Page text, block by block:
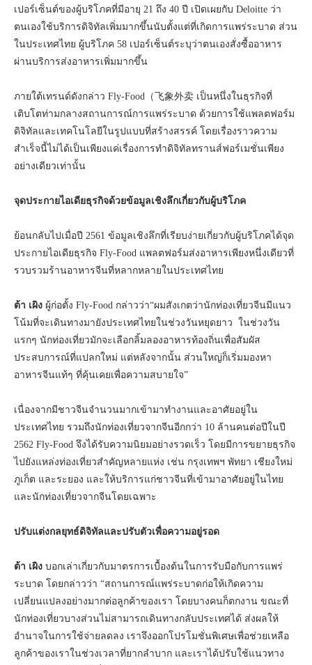
เปอร์เซ็นต์ของผู้บริโภคที่มีอายุ 21 ถึง 40 ปี เปิดเผยกับ Deloitte ว่า
ตนเองใช้บริการดิจิทัลเพิ่มมากขึ้นนับตั้งแต่ที่เกิดการแพร่ระบาด ส่วน
ในประเทศไทย ผู้บริโภค 58 เปอร์เซ็นต์ระบุว่าตนเองสั่งซื้ออาหาร
ผ่านบริการส่งอาหารเพิ่มมากขึ้น
ภายใต้เทรนด์ดังกล่าว Fly-Food（飞象外卖 เป็นหนึ่งในธุรกิจที่
เติบโตท่ามกลางสถานการณ์การแพร่ระบาด ด้วยการใช้แพลตฟอร์ม
ดิจิทัลและเทคโนโลยีในรูปแบบที่สร้างสรรค์ โดยเรื่องราวความ
สำเร็จนี้ไม่ได้เป็นเพียงแค่เรื่องการทำดิจิทัลทรานส์ฟอร์เมชั่นเพียง
อย่างเดียวเท่านั้น
จุดประกายไอเดียธุรกิจด้วยข้อมูลเชิงลึกเกี่ยวกับผู้บริโภค
ย้อนกลับไปเมื่อปี 2561 ข้อมูลเชิงลึกที่เรียบง่ายเกี่ยวกับผู้บริโภคได้จุด
ประกายไอเดียธุรกิจ Fly-Food แพลตฟอร์มส่งอาหารเพียงหนึ่งเดียวที่
รวบรวมร้านอาหารจีนที่หลากหลายในประเทศไทย
ต้า เผิง ผู้ก่อตั้ง Fly-Food กล่าวว่า“ผมสังเกตว่านักท่องเที่ยวจีนมีแนว
โน้มที่จะเดินทางมายังประเทศไทยในช่วงวันหยุดยาว ในช่วงวัน
แรกๆ นักท่องเที่ยวมักจะเลือกลิ้มลองอาหารท้องถิ่นเพื่อสัมผัส
ประสบการณ์ที่แปลกใหม่ แต่หลังจากนั้น ส่วนใหญ่ก็เริ่มมองหา
อาหารจีนแท้ๆ ที่คุ้นเคยเพื่อความสบายใจ”
เนื่องจากมีชาวจีนจำนวนมากเข้ามาทำงานและอาศัยอยู่ใน
ประเทศไทย รวมถึงนักท่องเที่ยวจากจีนอีกกว่า 10 ล้านคนต่อปีในปี
2562 Fly-Food จึงได้รับความนิยมอย่างรวดเร็ว โดยมีการขยายธุรกิจ
ไปยังแหล่งท่องเที่ยวสำคัญหลายแห่ง เช่น กรุงเทพฯ พัทยา เชียงใหม่
ภูเก็ต และระยอง และให้บริการแก่ชาวจีนที่เข้ามาอาศัยอยู่ในไทย
และนักท่องเที่ยวจากจีนโดยเฉพาะ
ปรับแต่งกลยุทธ์ดิจิทัลและปรับตัวเพื่อความอยู่รอด
ต้า เผิง บอกเล่าเกี่ยวกับมาตรการเบื้องต้นในการรับมือกับการแพร่
ระบาด โดยกล่าวว่า “สถานการณ์แพร่ระบาดก่อให้เกิดความ
เปลี่ยนแปลงอย่างมากต่อลูกค้าของเรา โดยบางคนก็ตกงาน ขณะที่
นักท่องเที่ยวบางส่วนไม่สามารถเดินทางกลับประเทศได้ ส่งผลให้
อำนาจในการใช้จ่ายลดลง เราจึงออกโปรโมชั่นพิเศษเพื่อช่วยเหลือ
ลูกค้าของเราในช่วงเวลาที่ยากลำบาก และเราได้ปรับใช้แนวทาง